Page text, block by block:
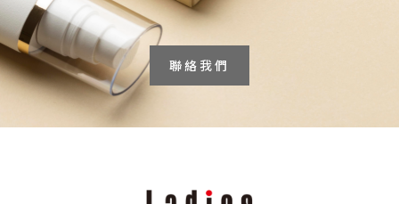
聯絡我們